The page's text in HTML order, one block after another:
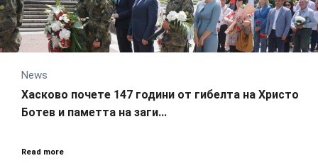
News
Хасково почете 147 години от гибелта на Христо
Ботев и паметта на заги...
Read more